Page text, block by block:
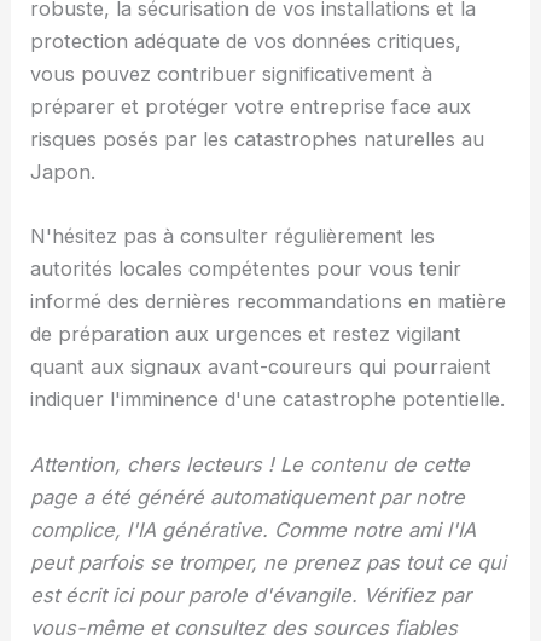
robuste, la sécurisation de vos installations et la
protection adéquate de vos données critiques,
vous pouvez contribuer significativement à
préparer et protéger votre entreprise face aux
risques posés par les catastrophes naturelles au
Japon.
N'hésitez pas à consulter régulièrement les
autorités locales compétentes pour vous tenir
informé des dernières recommandations en matière
de préparation aux urgences et restez vigilant
quant aux signaux avant-coureurs qui pourraient
indiquer l'imminence d'une catastrophe potentielle.
Attention, chers lecteurs ! Le contenu de cette
page a été généré automatiquement par notre
complice, l'IA générative. Comme notre ami l'IA
peut parfois se tromper, ne prenez pas tout ce qui
est écrit ici pour parole d'évangile. Vérifiez par
vous-même et consultez des sources fiables